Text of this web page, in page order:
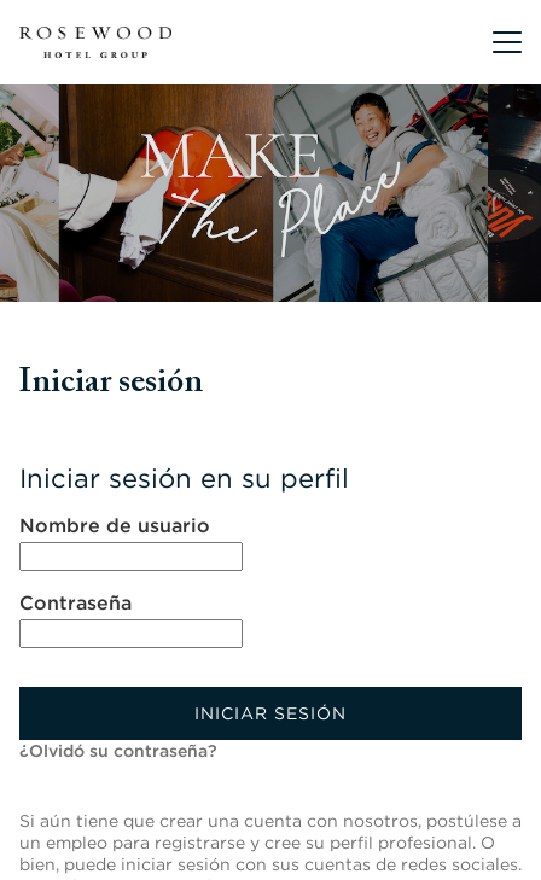
Menú
Iniciar sesión
Iniciar sesión en su perfil
Nombre de usuario
Contraseña
INICIAR SESIÓN
¿Olvidó su contraseña?
Si aún tiene que crear una cuenta con nosotros, postúlese a
un empleo para registrarse y cree su perfil profesional. O
bien, puede iniciar sesión con sus cuentas de redes sociales.